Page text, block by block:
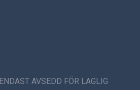
AVSEDD FÖR LAGLIG